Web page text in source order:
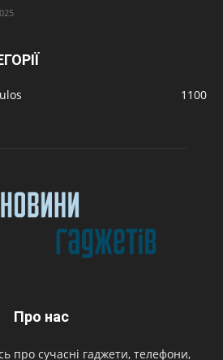
1100
Про нас
про сучасні гаджети, телефони,